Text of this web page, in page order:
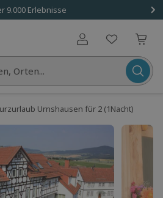
9.000 Erlebnisse
Benutzerkonto
Orten...
Urnshausen für 2 (1Nacht)